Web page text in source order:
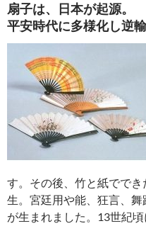
扇子は、日本が起源。
平安時代に多様化し逆
す。その後、竹と紙でで
生。宮廷用や能、狂言、
が生まれました。13世紀